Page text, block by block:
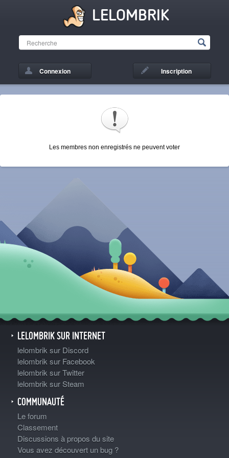
LELOMBRIK
Connexion Inscription
Les membres non enregistrés ne peuvent voter
LELOMBRIK SUR INTERNET
lelombrik sur Discord
lelombrik sur Facebook
lelombrik sur Twitter
lelombrik sur Steam
COMMUNAUTÉ
Le forum
Classement
Discussions à propos du site
Vous avez découvert un bug ?